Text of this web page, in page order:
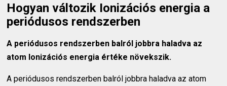
Hogyan változik Ionizációs energia a
periódusos rendszerben
A periódusos rendszerben balról jobbra haladva az
atom Ionizációs energia értéke növekszik.
A periódusos rendszerben balról jobbra haladva az atom